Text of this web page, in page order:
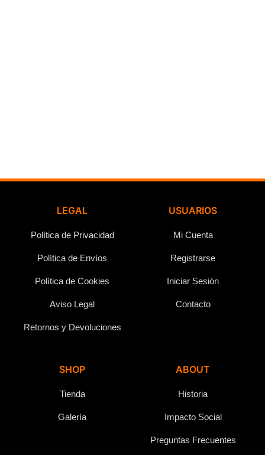
LEGAL
Política de Privacidad
Política de Envíos
Política de Cookies
Aviso Legal
Retornos y Devoluciones
USUARIOS
Mi Cuenta
Registrarse
Iniciar Sesión
Contacto
SHOP
Tienda
Galería
ABOUT
Historia
Impacto Social
Preguntas Frecuentes